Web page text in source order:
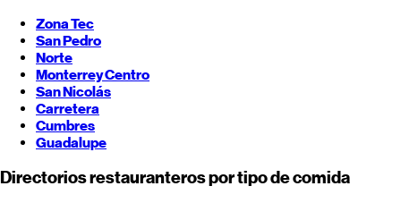
Zona Tec
San Pedro
Norte
MonterreyCentro
San Nicolás
Carretera
Cumbres
Guadalupe
Directorios restauranteros por tipo de comida